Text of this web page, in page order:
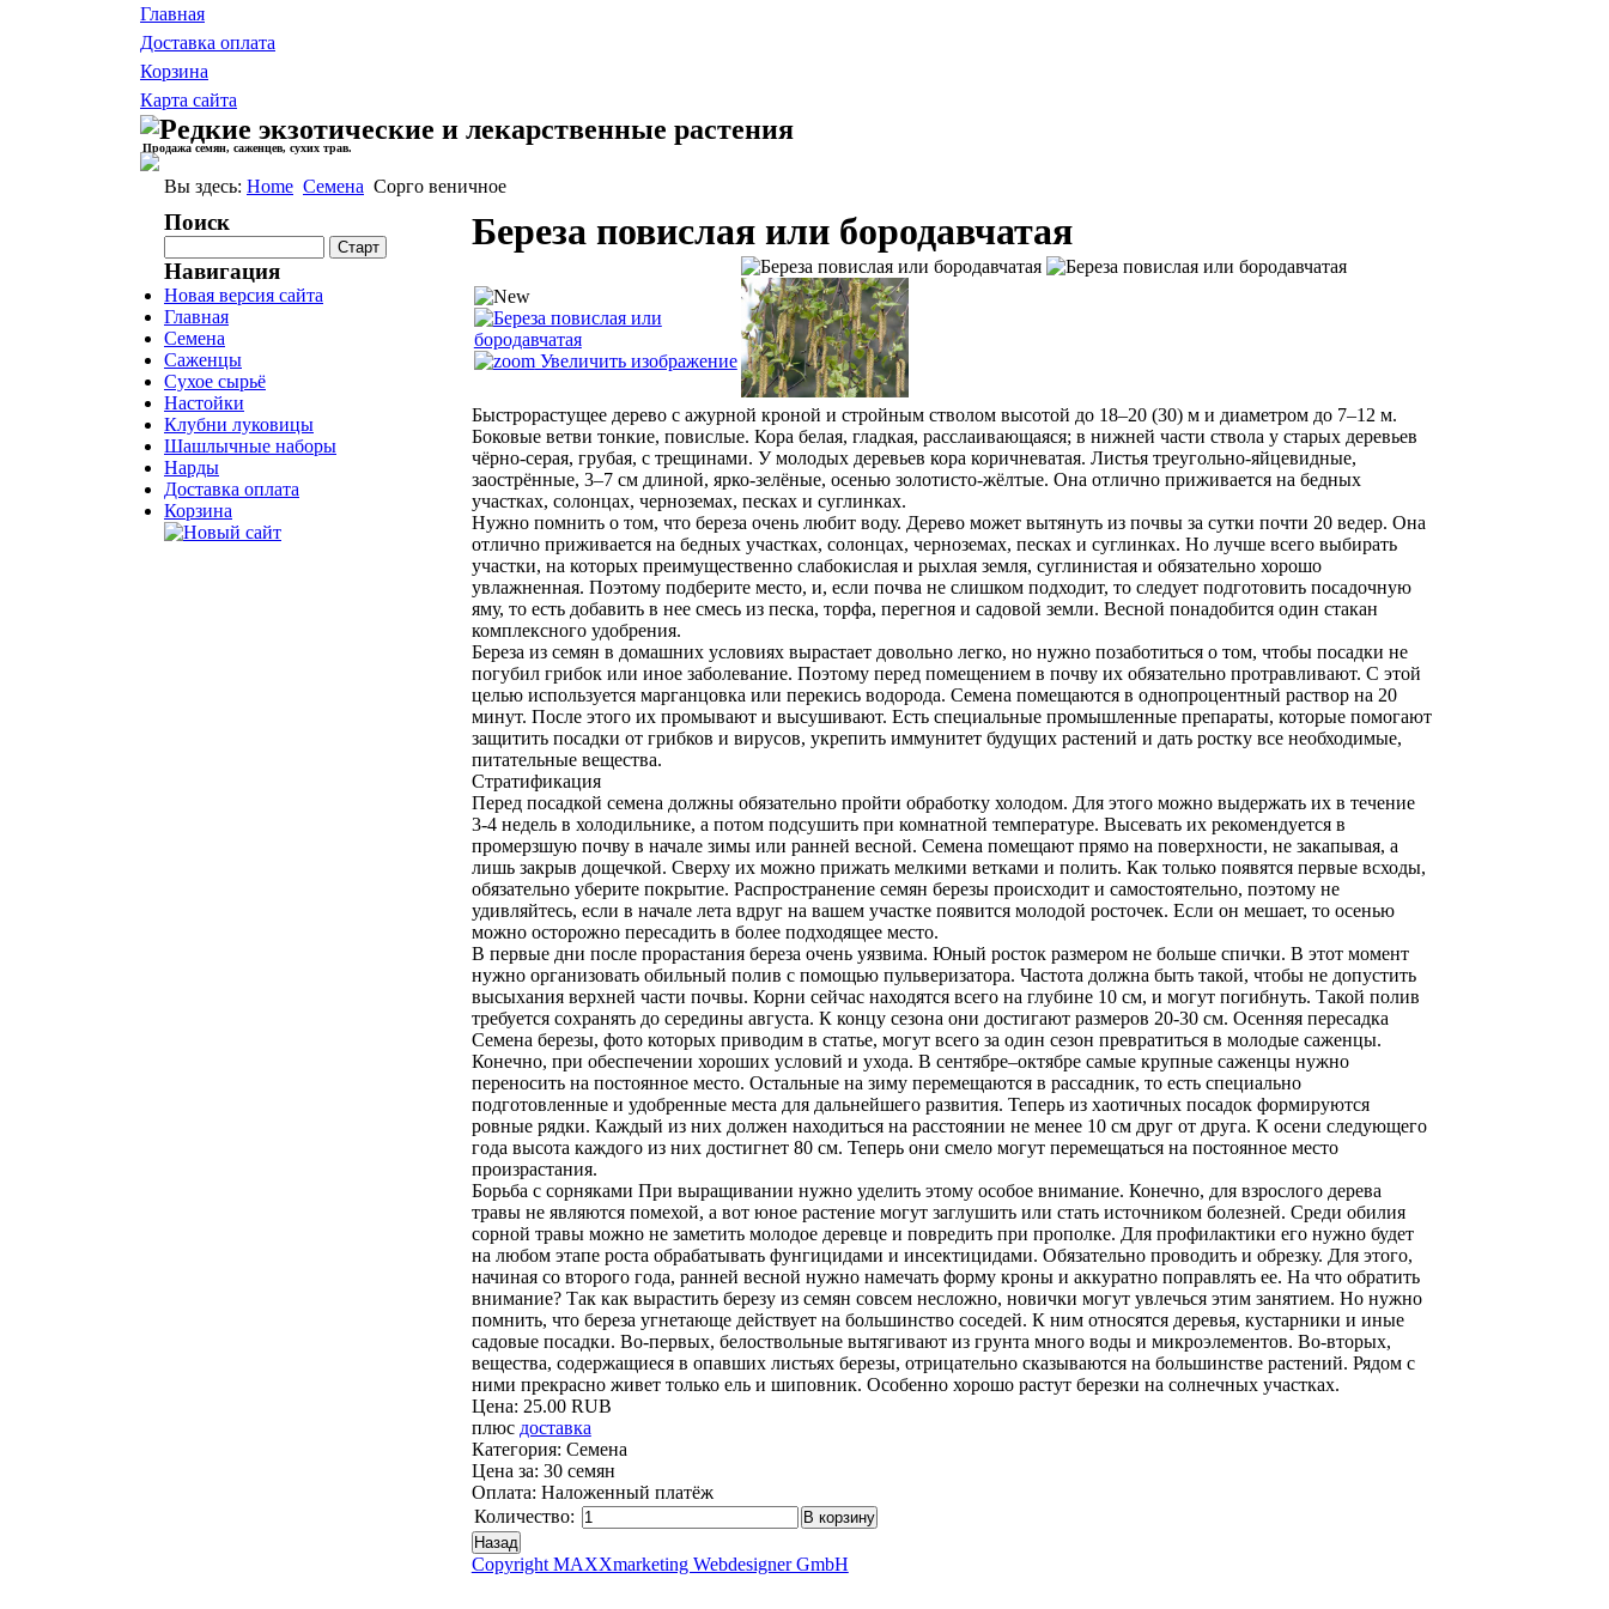
Главная
Доставка оплата
Корзина
Карта сайта
Продажа семян, саженцев, сухих трав.
Вы здесь: Home Семена Сорго веничное
Поиск
Навигация
Новая версия сайта
Главная
Семена
Саженцы
Сухое сырьё
Настойки
Клубни луковицы
Шашлычные наборы
Нарды
Доставка оплата
Корзина
Береза повислая или бородавчатая
Увеличить изображение
Быстрорастущее дерево с ажурной кроной и стройным стволом высотой до 18–20 (30) м и диаметром до 7–12 м.
Боковые ветви тонкие, повислые. Кора белая, гладкая, расслаивающаяся; в нижней части ствола у старых деревьев
чёрно-серая, грубая, с трещинами. У молодых деревьев кора коричневатая. Листья треугольно-яйцевидные,
заострённые, 3–7 см длиной, ярко-зелёные, осенью золотисто-жёлтые. Она отлично приживается на бедных
участках, солонцах, черноземах, песках и суглинках.
Нужно помнить о том, что береза очень любит воду. Дерево может вытянуть из почвы за сутки почти 20 ведер. Она
отлично приживается на бедных участках, солонцах, черноземах, песках и суглинках. Но лучше всего выбирать
участки, на которых преимущественно слабокислая и рыхлая земля, суглинистая и обязательно хорошо
увлажненная. Поэтому подберите место, и, если почва не слишком подходит, то следует подготовить посадочную
яму, то есть добавить в нее смесь из песка, торфа, перегноя и садовой земли. Весной понадобится один стакан
комплексного удобрения.
Береза из семян в домашних условиях вырастает довольно легко, но нужно позаботиться о том, чтобы посадки не
погубил грибок или иное заболевание. Поэтому перед помещением в почву их обязательно протравливают. С этой
целью используется марганцовка или перекись водорода. Семена помещаются в однопроцентный раствор на 20
минут. После этого их промывают и высушивают. Есть специальные промышленные препараты, которые помогают
защитить посадки от грибков и вирусов, укрепить иммунитет будущих растений и дать ростку все необходимые,
питательные вещества.
Стратификация
Перед посадкой семена должны обязательно пройти обработку холодом. Для этого можно выдержать их в течение
3-4 недель в холодильнике, а потом подсушить при комнатной температуре. Высевать их рекомендуется в
промерзшую почву в начале зимы или ранней весной. Семена помещают прямо на поверхности, не закапывая, а
лишь закрыв дощечкой. Сверху их можно прижать мелкими ветками и полить. Как только появятся первые всходы,
обязательно уберите покрытие. Распространение семян березы происходит и самостоятельно, поэтому не
удивляйтесь, если в начале лета вдруг на вашем участке появится молодой росточек. Если он мешает, то осенью
можно осторожно пересадить в более подходящее место.
В первые дни после прорастания береза очень уязвима. Юный росток размером не больше спички. В этот момент
нужно организовать обильный полив с помощью пульверизатора. Частота должна быть такой, чтобы не допустить
высыхания верхней части почвы. Корни сейчас находятся всего на глубине 10 см, и могут погибнуть. Такой полив
требуется сохранять до середины августа. К концу сезона они достигают размеров 20-30 см. Осенняя пересадка
Семена березы, фото которых приводим в статье, могут всего за один сезон превратиться в молодые саженцы.
Конечно, при обеспечении хороших условий и ухода. В сентябре–октябре самые крупные саженцы нужно
переносить на постоянное место. Остальные на зиму перемещаются в рассадник, то есть специально
подготовленные и удобренные места для дальнейшего развития. Теперь из хаотичных посадок формируются
ровные рядки. Каждый из них должен находиться на расстоянии не менее 10 см друг от друга. К осени следующего
года высота каждого из них достигнет 80 см. Теперь они смело могут перемещаться на постоянное место
произрастания.
Борьба с сорняками При выращивании нужно уделить этому особое внимание. Конечно, для взрослого дерева
травы не являются помехой, а вот юное растение могут заглушить или стать источником болезней. Среди обилия
сорной травы можно не заметить молодое деревце и повредить при прополке. Для профилактики его нужно будет
на любом этапе роста обрабатывать фунгицидами и инсектицидами. Обязательно проводить и обрезку. Для этого,
начиная со второго года, ранней весной нужно намечать форму кроны и аккуратно поправлять ее. На что обратить
внимание? Так как вырастить березу из семян совсем несложно, новички могут увлечься этим занятием. Но нужно
помнить, что береза угнетающе действует на большинство соседей. К ним относятся деревья, кустарники и иные
садовые посадки. Во-первых, белоствольные вытягивают из грунта много воды и микроэлементов. Во-вторых,
вещества, содержащиеся в опавших листьях березы, отрицательно сказываются на большинстве растений. Рядом с
ними прекрасно живет только ель и шиповник. Особенно хорошо растут березки на солнечных участках.
Цена: 25.00 RUB
плюс доставка
Категория: Семена
Цена за: 30 семян
Оплата: Наложенный платёж
Количество:
Copyright MAXXmarketing Webdesigner GmbH